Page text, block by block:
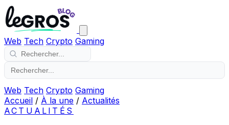
Web Tech Crypto Gaming
Web Tech Crypto Gaming
Accueil / À la une / Actualités
ACTUALITÉS